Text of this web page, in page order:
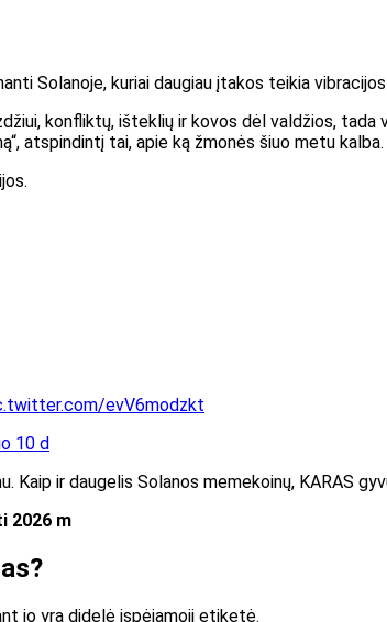
Solanoje, kuriai daugiau įtakos teikia
konfliktų, išteklių ir kovos dėl valdžios,
atspindintį tai, apie ką žmonės šiuo metu kalba.
evV6modzkt
10 d
Kaip ir daugelis Solanos memekoinų, KARAS
2026 m
jo yra didelė įspėjamoji etiketė.